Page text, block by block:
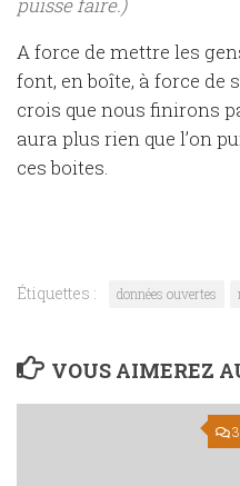
A force de mettre les
font, en boîte, à force de
crois que nous finirons
aura plus rien que l’on
ces boites.
Étiquettes : données ouvertes
VOUS AIMEREZ
3